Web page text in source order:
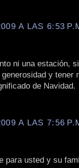
A LAS 6:53
ni una estación,
y tener
de Navidad.
A LAS 7:56
para usted y su